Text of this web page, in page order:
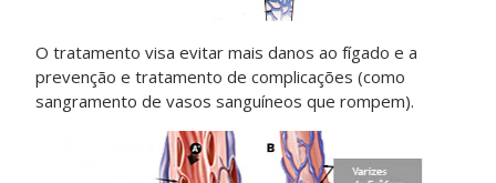
O tratamento visa evitar mais danos ao fígado e a
prevenção e tratamento de complicações (como
sangramento de vasos sanguíneos que rompem).